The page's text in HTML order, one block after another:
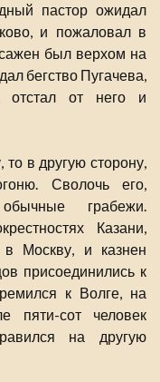
пастор ожидал
и пожаловал в
был верхом на
бегство Пугачева,
отстал от него и
в другую сторону,
Сволочь его,
грабежи.
Казани,
в Москву, и казнен
присоединились к
к Волге, на
пяти-сот человек
на другую